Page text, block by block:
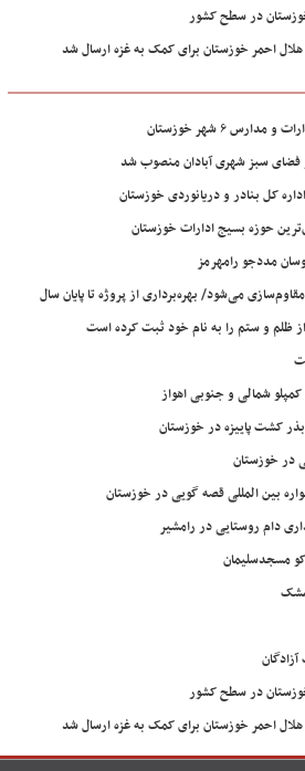
در سطح کشور
احمر خوزستان برای کمک به غزه ارسال شد
فضای سبز شهری آبادان منصوب شد
کل بنادر و دریانوردی خوزستان
حوزه بسیج ادارات خوزستان
می‌شود/ بهره‌برداری از پروژه تا پایان سال
ظلم و ستم را به نام خود ثبت کرده است
شمالی و جنوبی اهواز
بین المللی قصه گویی در خوزستان
دام روستایی در رامشیر
مسجدسلیمان
در سطح کشور
احمر خوزستان برای کمک به غزه ارسال شد